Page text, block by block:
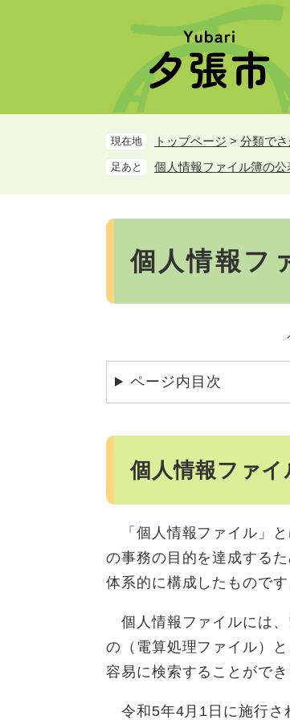
現在地 トップページ > 分類で
足あと 個人情報ファイル簿の公
本
個人情報フ
ページ内目次
個人情報ファイ
「個人情報ファイル」
の事務の目的を達成する
体系的に構成したものです
個人情報ファイルには、
の（電算処理ファイル）
容易に検索することがで
令和5年4月1日に施行さ